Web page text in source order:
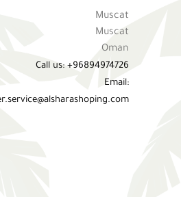
Muscat
Muscat
Oman
Call us: +96894974726
Email: